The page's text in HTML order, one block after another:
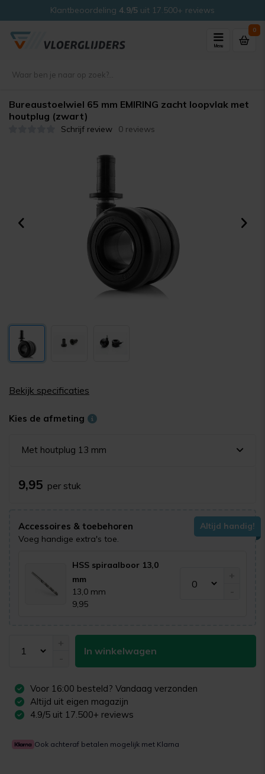
Klantbeoordeling 4.9/5 uit 17.500+ reviews
Menu
0
Bureaustoelwiel 65 mm EMIRING zacht loopvlak met
houtplug (zwart)
Schrijf review 0 reviews
Bekijk specificaties
Kies de afmeting
Met houtplug 13 mm
9,95 per stuk
Altijd handig!
Accessoires & toebehoren
Voeg handige extra's toe.
HSS spiraalboor 13,0
mm
13,0 mm
9,95
In winkelwagen
Voor 16:00 besteld? Vandaag verzonden
Altijd uit eigen magazijn
4.9/5 uit 17.500+ reviews
Ook achteraf betalen mogelijk met Klarna